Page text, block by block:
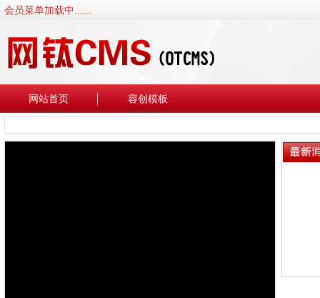
会员菜单加载中......
网站首页 容创模板